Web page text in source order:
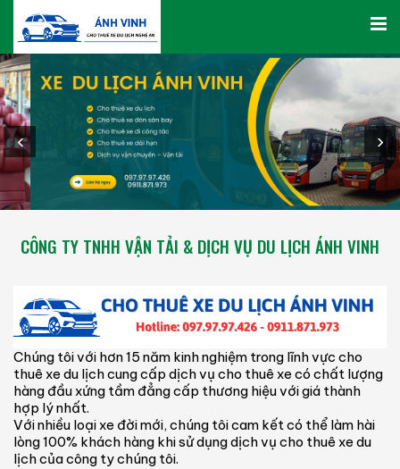
‹ ›
CÔNG TY TNHH VẬN TẢI & DỊCH VỤ DU LỊCH ÁNH VINH
Chúng tôi với hơn 15 năm kinh nghiệm trong lĩnh vực cho
thuê xe du lịch cung cấp dịch vụ cho thuê xe có chất lượng
hàng đầu xứng tầm đẳng cấp thương hiệu với giá thành
hợp lý nhất.
Với nhiều loại xe đời mới, chúng tôi cam kết có thể làm hài
lòng 100% khách hàng khi sử dụng dịch vụ cho thuê xe du
lịch của công ty chúng tôi.